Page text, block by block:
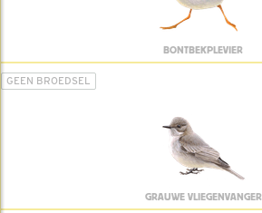
BONTBEKPLEVIER
GEEN BROEDSEL
GRAUWE VLIEGENVANGER